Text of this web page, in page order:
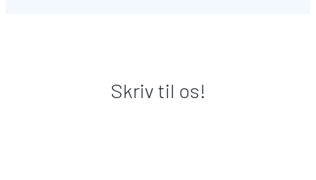
Skriv til os!